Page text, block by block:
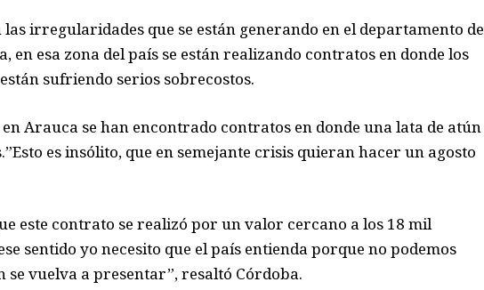
irregularidades que se están generando en el departamento de
en esa zona del país se están realizando contratos en donde los
sufriendo serios sobrecostos.
Arauca se han encontrado contratos en donde una lata de atún
es insólito, que en semejante crisis quieran hacer un agosto
este contrato se realizó por un valor cercano a los 18 mil
sentido yo necesito que el país entienda porque no podemos
se vuelva a presentar”, resaltó Córdoba.